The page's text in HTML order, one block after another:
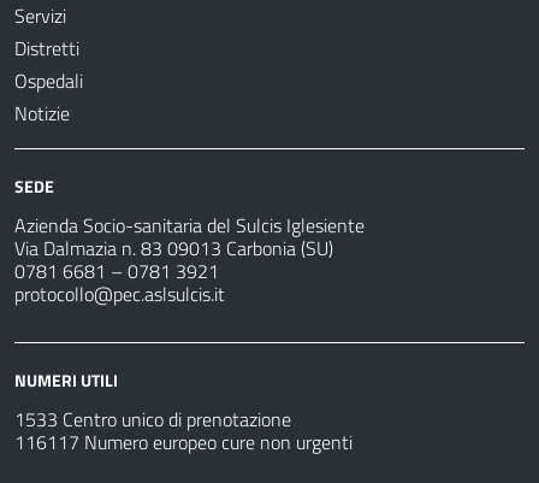
Servizi
Distretti
Ospedali
Notizie
SEDE
Azienda Socio-sanitaria del Sulcis Iglesiente
Via Dalmazia n. 83 09013 Carbonia (SU)
0781 6681 – 0781 3921
protocollo@pec.aslsulcis.it
NUMERI UTILI
1533 Centro unico di prenotazione
116117 Numero europeo cure non urgenti